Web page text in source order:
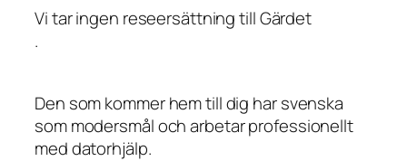
Vi tar ingen reseersättning till Gärdet
.
Den som kommer hem till dig har svenska
som modersmål och arbetar professionellt
med datorhjälp.